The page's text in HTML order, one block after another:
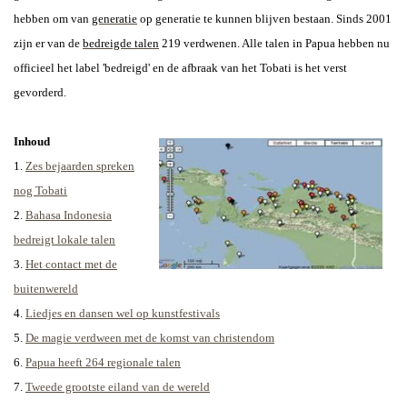
hebben om van generatie op generatie te kunnen blijven bestaan. Sinds 2001
zijn er van de bedreigde talen 219 verdwenen. Alle talen in Papua hebben nu
officieel het label 'bedreigd' en de afbraak van het Tobati is het verst
gevorderd.
Inhoud
1. Zes bejaarden spreken
nog Tobati
2 Bahasa Indonesia
bedreigt lokale talen
3. Het contact met de
buitenwereld
4. Liedjes en dansen wel op kunstfestivals
5. De magie verdween met de komst van christendom
6. Papua heeft 264 regionale talen
7. Tweede grootste eiland van de wereld